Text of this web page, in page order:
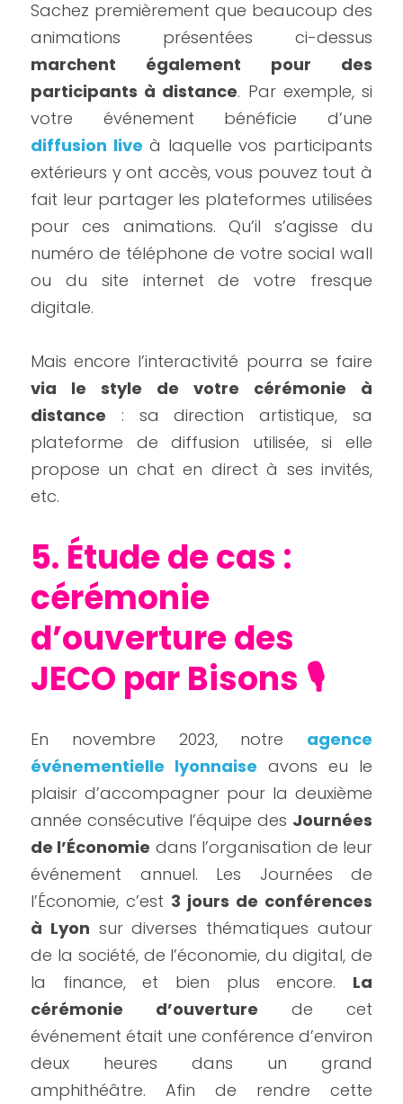
Sachez premièrement que beaucoup des
marchent également pour des
participants à distance. Par exemple, si
diffusion live à laquelle vos participants
extérieurs y ont accès, vous pouvez tout à
fait leur partager les plateformes utilisées
pour ces animations. Qu’il s’agisse du
numéro de téléphone de votre social wall
ou du site internet de votre fresque
digitale.
via le style de votre cérémonie à
distance : sa direction artistique, sa
plateforme de diffusion utilisée, si elle
propose un chat en direct à ses invités,
etc.
5. Étude de cas :
cérémonie
d’ouverture des
JECO par Bisons 🎙️
En novembre 2023, notre agence
événementielle lyonnaise avons eu le
plaisir d’accompagner pour la deuxième
année consécutive l’équipe des Journées
de l’Économie dans l’organisation de leur
événement annuel. Les Journées de
l’Économie, c’est 3 jours de conférences
à Lyon sur diverses thématiques autour
de la société, de l’économie, du digital, de
la finance, et bien plus encore. La
cérémonie d’ouverture de cet
événement était une conférence d’environ
deux heures dans un grand
amphithéâtre. Afin de rendre cette